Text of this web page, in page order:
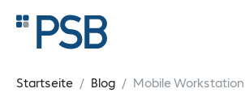
Mobile Workstation
Startseite Blog
Mobile